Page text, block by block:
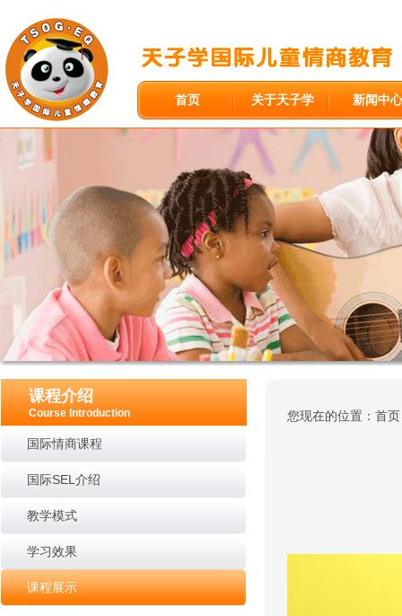
首页 关于天子学 新闻中心
课程介绍
Course Introduction
国际情商课程
国际SEL介绍
教学模式
学习效果
课程展示
您现在的位置：首